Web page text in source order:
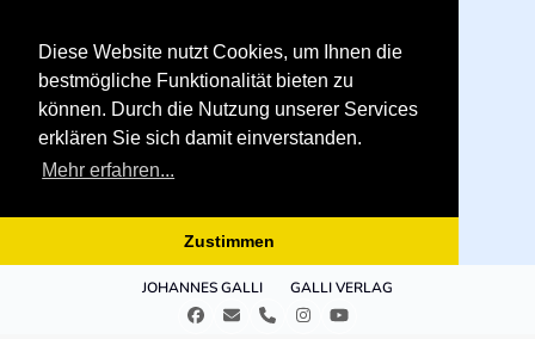
Diese Website nutzt Cookies, um Ihnen die
bestmögliche Funktionalität bieten zu
können. Durch die Nutzung unserer Services
erklären Sie sich damit einverstanden.
Mehr erfahren...
Zustimmen
JOHANNES GALLI GALLI VERLAG
Facebook
E- TelefonInstagramYouTube